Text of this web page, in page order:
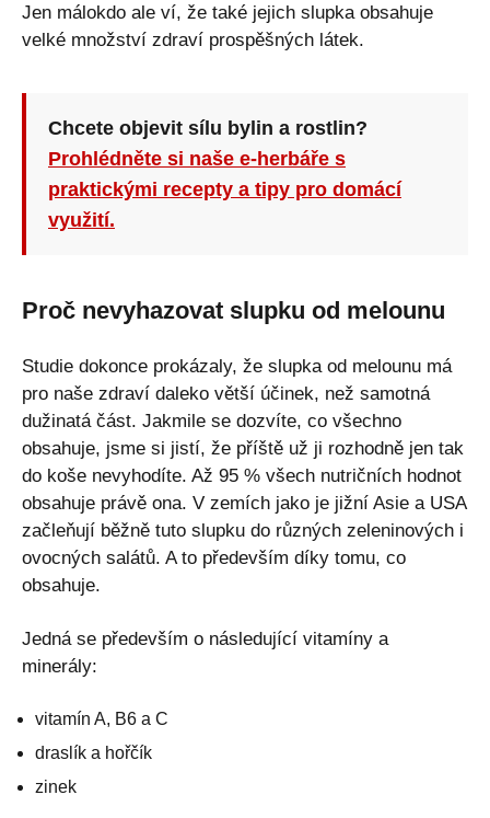
Jen málokdo ale ví, že také jejich slupka obsahuje
velké množství zdraví prospěšných látek.
Chcete objevit sílu bylin a rostlin?
Prohlédněte si naše e-herbáře s
praktickými recepty a tipy pro domácí
využití.
Proč nevyhazovat slupku od melounu
Studie dokonce prokázaly, že slupka od melounu má
pro naše zdraví daleko větší účinek, než samotná
dužinatá část. Jakmile se dozvíte, co všechno
obsahuje, jsme si jistí, že příště už ji rozhodně jen tak
do koše nevyhodíte. Až 95 % všech nutričních hodnot
obsahuje právě ona. V zemích jako je jižní Asie a USA
začleňují běžně tuto slupku do různých zeleninových i
ovocných salátů. A to především díky tomu, co
obsahuje.
Jedná se především o následující vitamíny a
minerály:
vitamín A, B6 a C
draslík a hořčík
zinek